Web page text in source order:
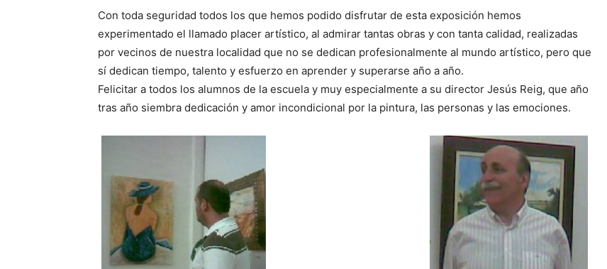
Con toda seguridad todos los que hemos podido disfrutar de esta exposición hemos
experimentado el llamado placer artístico, al admirar tantas obras y con tanta calidad, realizadas
por vecinos de nuestra localidad que no se dedican profesionalmente al mundo artístico, pero que
sí dedican tiempo, talento y esfuerzo en aprender y superarse año a año.
Felicitar a todos los alumnos de la escuela y muy especialmente a su director Jesús Reig, que año
tras año siembra dedicación y amor incondicional por la pintura, las personas y las emociones.